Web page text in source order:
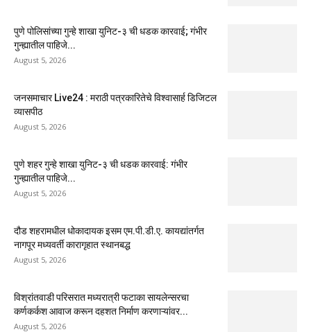
पुणे पोलिसांच्या गुन्हे शाखा युनिट-३ ची धडक कारवाई; गंभीर
गुन्ह्यातील पाहिजे...
August 5, 2026
जनसमाचार Live24 : मराठी पत्रकारितेचे विश्वासार्ह डिजिटल
व्यासपीठ
August 5, 2026
पुणे शहर गुन्हे शाखा युनिट-३ ची धडक कारवाई: गंभीर
गुन्ह्यातील पाहिजे...
August 5, 2026
दौड शहरामधील धोकादायक इसम एम.पी.डी.ए. कायद्यांतर्गत
नागपूर मध्यवर्ती कारागृहात स्थानबद्ध
August 5, 2026
विश्रांतवाडी परिसरात मध्यरात्री फटाका सायलेन्सरचा
कर्णकर्कश आवाज करून दहशत निर्माण करणाऱ्यांवर...
August 5, 2026